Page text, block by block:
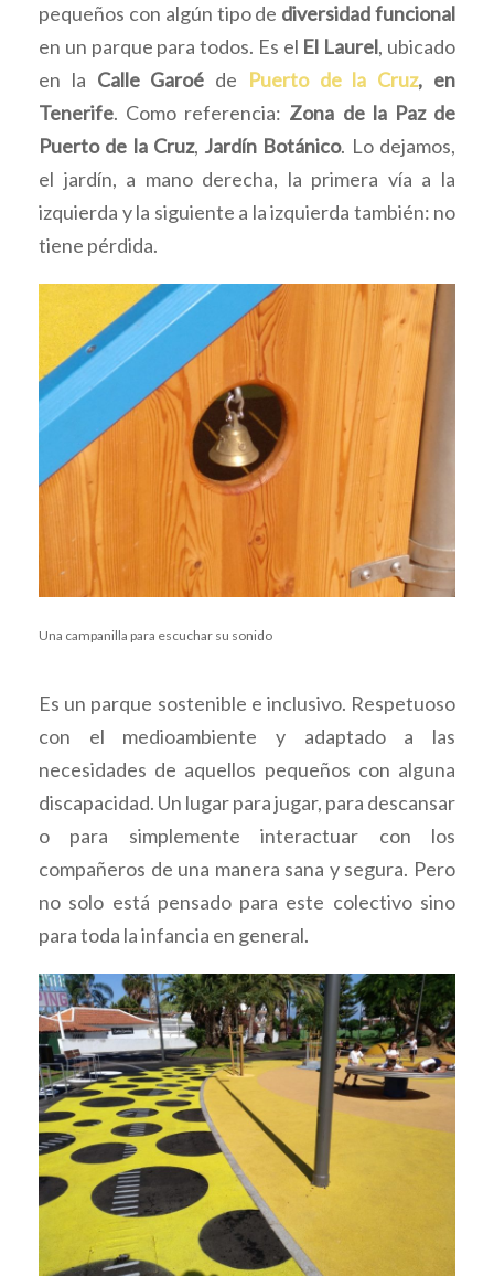
pequeños con algún tipo de diversidad funcional
en un parque para todos. Es el El Laurel, ubicado
en la Calle Garoé de Puerto de la Cruz, en
Tenerife. Como referencia: Zona de la Paz de
Puerto de la Cruz, Jardín Botánico. Lo dejamos,
el jardín, a mano derecha, la primera vía a la
izquierda y la siguiente a la izquierda también: no
tiene pérdida.
Una campanilla para escuchar su sonido
Es un parque sostenible e inclusivo. Respetuoso
con el medioambiente y adaptado a las
necesidades de aquellos pequeños con alguna
discapacidad. Un lugar para jugar, para descansar
o para simplemente interactuar con los
compañeros de una manera sana y segura. Pero
no solo está pensado para este colectivo sino
para toda la infancia en general.